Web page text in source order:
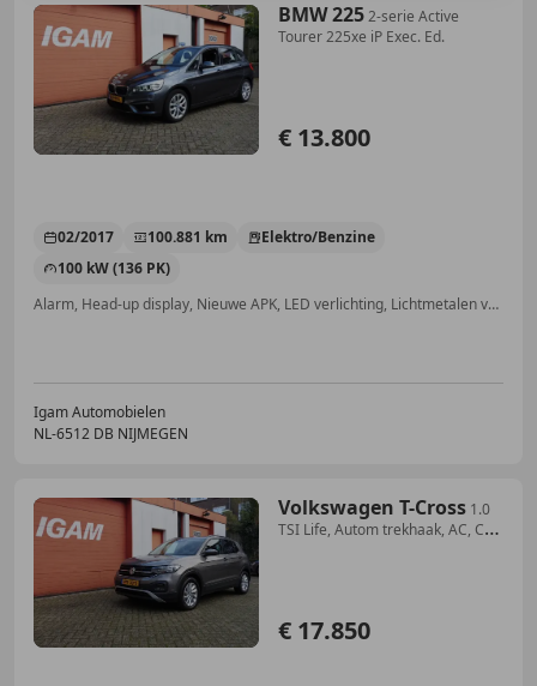
BMW 2252-serie Active
Tourer 225xe iP Exec. Ed.
€ 13.800
02/2017 100.881 km
Elektro/Benzine
100 kW (136 PK)
Alarm, Head-up display, Nieuwe APK, LED verlichting, Lichtmetalen velgen, Regensensor, Bochtverlichting, Lederen stuurwiel
Igam Automobielen
NL-6512 DB NIJMEGEN
Volkswagen T-Cross 1.0
TSI Life, Autom trekhaak, AC, CC,
€ 17.850